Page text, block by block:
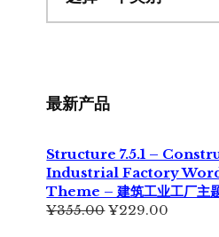
最新产品
Structure 7.5.1 –
Industrial Factory
Theme – 建筑工业工厂主
¥355.00原
¥229.00